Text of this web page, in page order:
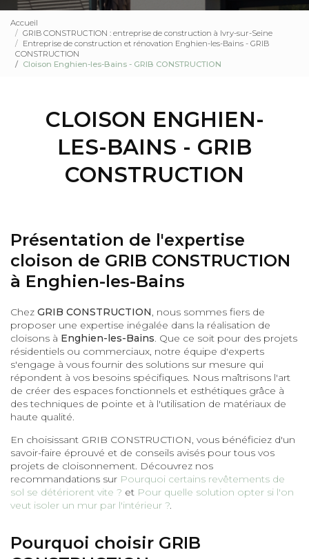
Accueil
GRIB CONSTRUCTION : entreprise de construction à Ivry-sur-Seine
Entreprise de construction et rénovation Enghien-les-Bains - GRIB
CONSTRUCTION
Cloison Enghien-les-Bains - GRIB CONSTRUCTION
CLOISON ENGHIEN-
LES-BAINS - GRIB
CONSTRUCTION
Présentation de l'expertise
cloison de GRIB CONSTRUCTION
à Enghien-les-Bains
Chez GRIB CONSTRUCTION, nous sommes fiers de
proposer une expertise inégalée dans la réalisation de
cloisons à Enghien-les-Bains. Que ce soit pour des projets
résidentiels ou commerciaux, notre équipe d'experts
s'engage à vous fournir des solutions sur mesure qui
répondent à vos besoins spécifiques. Nous maîtrisons l'art
de créer des espaces fonctionnels et esthétiques grâce à
des techniques de pointe et à l'utilisation de matériaux de
haute qualité.
En choisissant GRIB CONSTRUCTION, vous bénéficiez d'un
savoir-faire éprouvé et de conseils avisés pour tous vos
projets de cloisonnement. Découvrez nos
recommandations sur Pourquoi certains revêtements de
sol se détériorent vite ? et Pour quelle solution opter si l'on
veut isoler un mur par l'intérieur ?.
Pourquoi choisir GRIB